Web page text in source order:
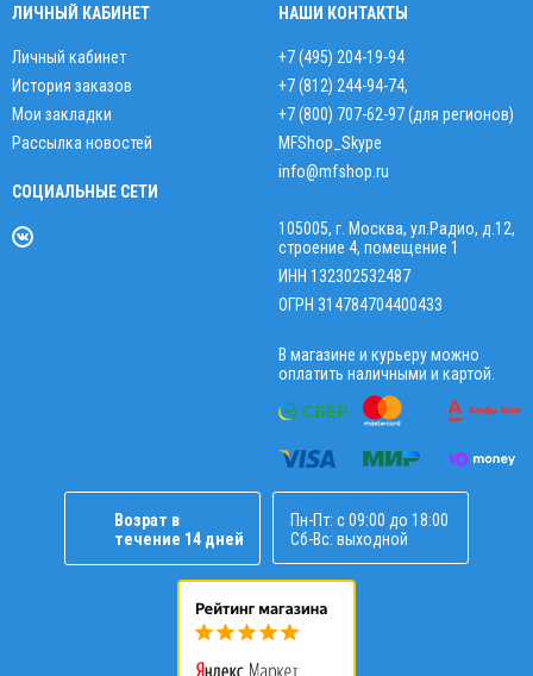
ЛИЧНЫЙ КАБИНЕТ
Личный кабинет
История заказов
Мои закладки
Рассылка новостей
СОЦИАЛЬНЫЕ СЕТИ
НАШИ КОНТАКТЫ
+7 (495) 204-19-94
+7 (812) 244-94-74,
+7 (800) 707-62-97 (для регионов)
MFShop_Skype
info@mfshop.ru
105005, г. Москва, ул.Радио, д.12,
строение 4, помещение 1
ИНН 132302532487
ОГРН 314784704400433
В магазине и курьеру можно
оплатить наличными и картой.
Возрат в
течение 14 дней
Пн-Пт: с 09:00 до 18:00
Сб-Вс: выходной